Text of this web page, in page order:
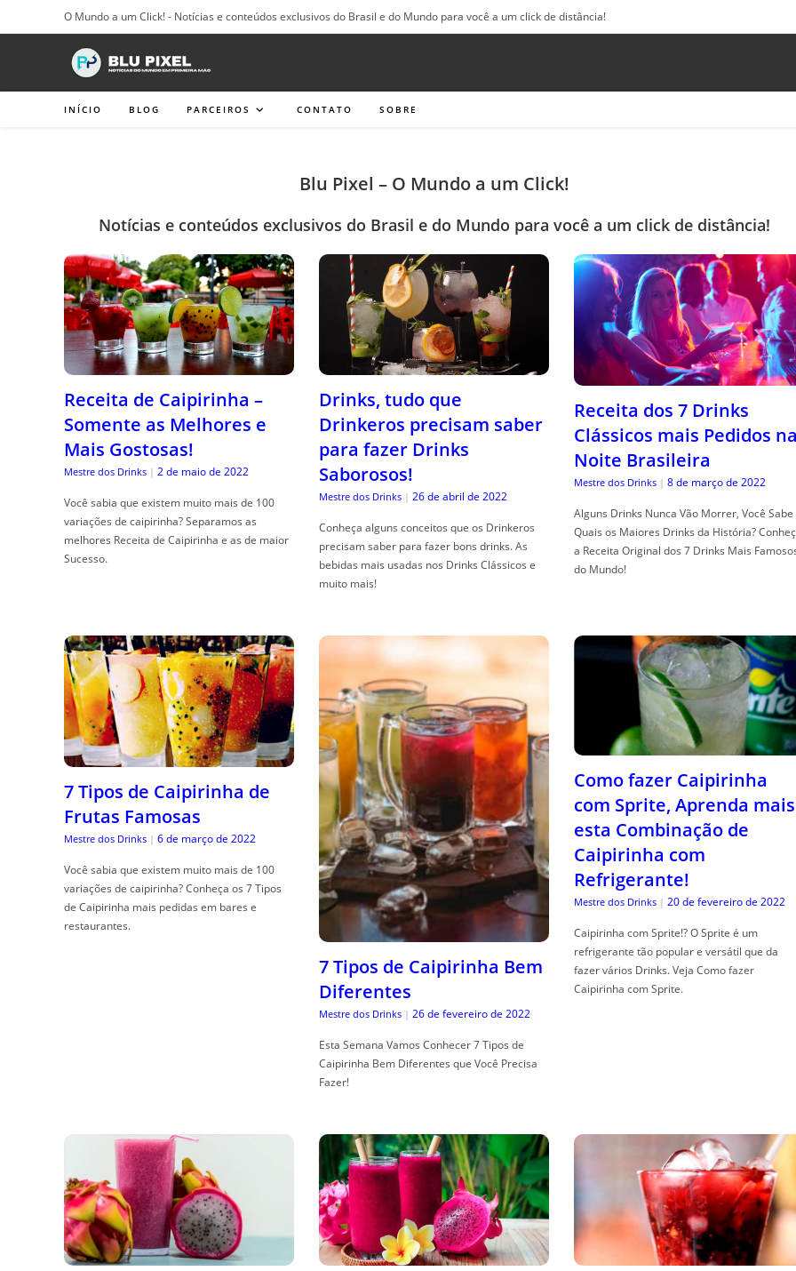
para
O Mundo a um Click! - Notícias e conteúdos exclusivos do Brasil e do Mundo para você a um click de distância!
INÍCIO BLOG PARCEIROS CONTATO SOBRE
Blu Pixel – O Mundo a um Click!
Notícias e conteúdos exclusivos do Brasil e do Mundo para você a um click de distância!
Receita de Caipirinha –
Somente as Melhores e
Mais Gostosas!
Mestre dos Drinks | 2 de maio de 2022
Você sabia que existem muito mais de 100
variações de caipirinha? Separamos as
melhores Receita de Caipirinha e as de maior
Sucesso.
Drinks, tudo que
Drinkeros precisam saber
para fazer Drinks
Saborosos!
Mestre dos Drinks | 26 de abril de 2022
Conheça alguns conceitos que os Drinkeros
precisam saber para fazer bons drinks. As
bebidas mais usadas nos Drinks Clássicos e
muito mais!
Receita dos 7 Drinks
Clássicos mais Pedidos
Noite Brasileira
Mestre dos Drinks | 8 de março de 2022
Alguns Drinks Nunca Vão Morrer, Você Sabe
Quais os Maiores Drinks da História?
a Receita Original dos 7 Drinks Mais
do Mundo!
7 Tipos de Caipirinha de
Frutas Famosas
Mestre dos Drinks | 6 de março de 2022
Você sabia que existem muito mais de 100
variações de caipirinha? Conheça os 7 Tipos
de Caipirinha mais pedidas em bares e
restaurantes.
7 Tipos de Caipirinha Bem
Diferentes
Mestre dos Drinks | 26 de fevereiro de 2022
Esta Semana Vamos Conhecer 7 Tipos de
Caipirinha Bem Diferentes que Você Precisa
Fazer!
Como fazer Caipirinha
com Sprite, Aprenda mais
esta Combinação de
Caipirinha com
Refrigerante!
Mestre dos Drinks | 20 de fevereiro de 2022
Caipirinha com Sprite!? O Sprite é um
refrigerante tão popular e versátil que da
fazer vários Drinks. Veja Como fazer
Caipirinha com Sprite.